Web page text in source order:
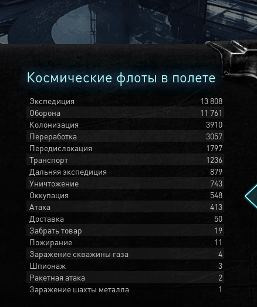
Космические флоты в полете
Экспедиция
13 808
Оборона
11 761
Колонизация
3910
Переработка
3057
Передислокация
1797
Транспорт
1236
Дальняя экспедиция
879
Уничтожение
743
Оккупация
548
Атака
413
Доставка
50
Забрать товар
19
Пожирание
11
Заражение скважины газа
4
Шпионаж
3
Ракетная атака
2
Заражение шахты металла
1